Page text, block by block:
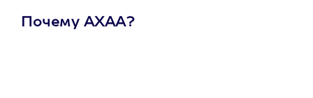
Почему АХАА?